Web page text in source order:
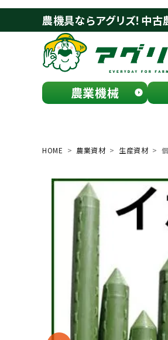
農機具ならアグリズ！中
農業機械
search
HOME 農業資材 生産資材